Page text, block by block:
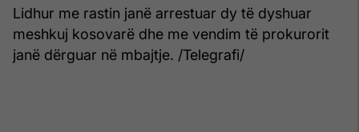
Lidhur me rastin janë arrestuar dy të dyshuar
meshkuj kosovarë dhe me vendim të prokurorit
janë dërguar në mbajtje. /Telegrafi/